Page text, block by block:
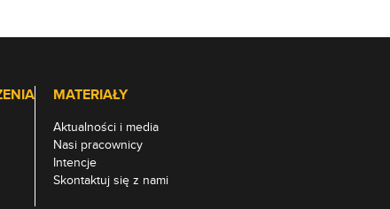
MATERIAŁY
Aktualności i media
Nasi pracownicy
Intencje
Skontaktuj się z nami